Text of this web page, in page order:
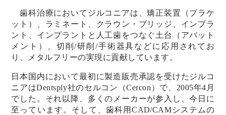
歯科治療においてジルコニアは、矯正装置（ブラケ
ット）、ラミネート、クラウン・ブリッジ、インプラ
ント、インプラントと人工歯をつなぐ土台（アバット
メント）、切削/研削/手術器具などに応用されてお
り、メタルフリーの実現に貢献しています。
日本国内において最初に製造販売承認を受けたジルコ
ニアはDentsply社のセルコン（Cercon）で、2005年4月
でした。それ以降、多くのメーカーが参入し、今日に
至っています。そして、歯科用CAD/CAMシステムの